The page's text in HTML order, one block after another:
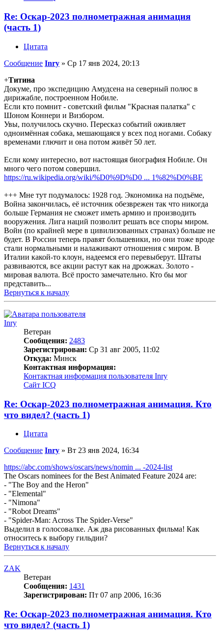
Re: Оскар-2023 полнометражная анимация
(часть 1)
Цитата
Сообщение Inry » Ср 17 янв 2024, 20:13
+Титина
Докуме, про экспедицию Амудсена на северный полюс в
дирижабле, построенном Нобиле.
Если кто помнит - советский фильм "Красная палатка" с
Шоном Коннери и Визбором.
Увы, получилось скучно. Пересказ событий оживляет
одноимённая собака, мешающаяся у всех под ногами. Собаку
временами глючит и она потом живёт 50 лет.
Если кому интересно, вот настоящая биография Нобиле. Он
много чего потом совершил.
https://ru.wikipedia.org/wiki/%D0%9D%D0 ... 1%82%D0%BE
+++ Мне тут подумалось: 1928 год. Экономика на подъёме,
Война закончилась, её источник обезврежен так что никогда
больше Германия не сможет иметь армию и производить
вооружения. Лига наций позволит решать все споры миром.
Войн (по крайней мере в цивилизованных странах) больше не
будет. В России теперь правят большевики, но они тоже вроде
стали нормальными и налаживают отношения с миром. В
Италии какой-то клоун, надеемся его перевыберут. Штаты
развиваются, все акции растут как на дрожжах. Золото -
мировая валюта. Всё просто замечательно. Кто бы мог
представить...
Вернуться к началу
Inry
Ветеран
Сообщения: 2483
Зарегистрирован: Ср 31 авг 2005, 11:02
Откуда: Минск
Контактная информация:
Контактная информация пользователя Inry
Сайт ICQ
Re: Оскар-2023 полнометражная анимация. Кто
что видел? (часть 1)
Цитата
Сообщение Inry » Вт 23 янв 2024, 16:34
https://abc.com/shows/oscars/news/nomin ... -2024-list
The Oscars nominees for the Best Animated Feature 2024 are:
- "The Boy and the Heron"
- "Elemental"
- "Nimona"
- "Robot Dreams"
- "Spider-Man: Across The Spider-Verse"
Выделил в голосовалке. Аж два рисованных фильма! Как
относитесь к выбору гильдии?
Вернуться к началу
ZAK
Ветеран
Сообщения: 1431
Зарегистрирован: Пт 07 апр 2006, 16:36
Re: Оскар-2023 полнометражная анимация. Кто
что видел? (часть 1)